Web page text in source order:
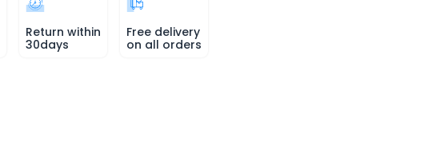
Return within
30days
Free delivery
on all orders